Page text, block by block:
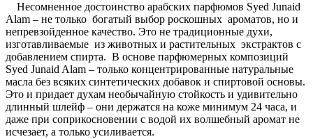
Несомненное достоинство арабских парфюмов Syed Junaid
Alam – не только богатый выбор роскошных ароматов, но и
непревзойденное качество. Это не традиционные духи,
изготавливаемые из животных и растительных экстрактов с
добавлением спирта. В основе парфюмерных композиций
Syed Junaid Alam – только концентрированные натуральные
масла без всяких синтетических добавок и спиртовой основы.
Это и придает духам необычайную стойкость и удивительно
длинный шлейф – они держатся на коже минимум 24 часа, и
даже при соприкосновении с водой их волшебный аромат не
исчезает, а только усиливается.